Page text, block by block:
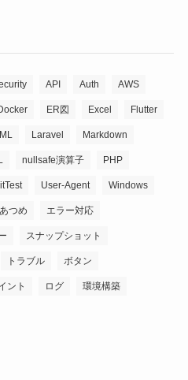
API Auth AWS
ER図 Excel Flutter
Laravel Markdown
nullsafe演算子 PHP
User-Agent Windows
つめ エラー対応
スナップショット
トラブル ボタン
ント ログ 環境構築